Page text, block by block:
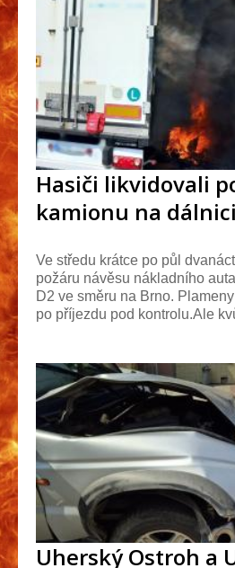
Hasiči likvidovali
kamionu na
Ve středu krátce po půl
požáru návěsu nákladního
D2 ve směru na Brno.
po příjezdu pod kontrolu.Ale
Uherský Ostroh a